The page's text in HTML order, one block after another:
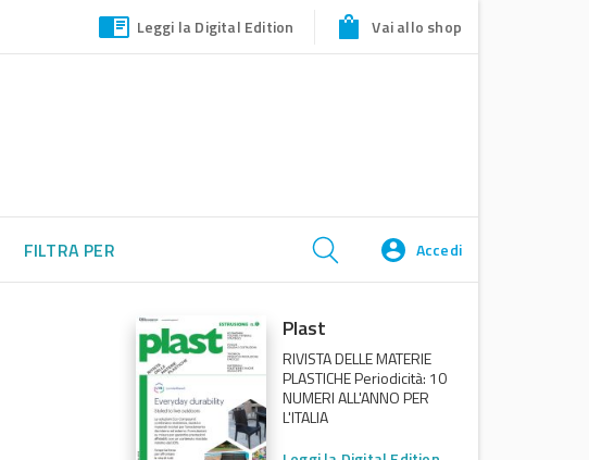
Leggi la Digital Edition Vai allo shop
FILTRA PER Accedi
Plast
RIVISTA DELLE MATERIE
PLASTICHE Periodicità: 10
NUMERI ALL'ANNO PER
L'ITALIA